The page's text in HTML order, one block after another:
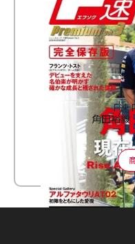
F速
角田裕